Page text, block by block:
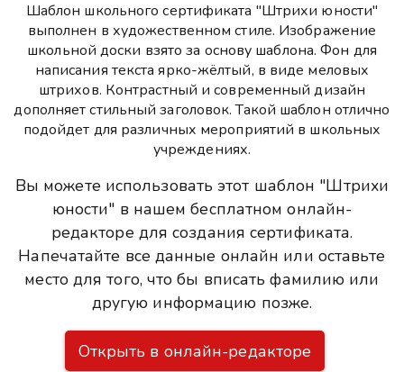
Шаблон школьного сертификата "Штрихи юности"
выполнен в художественном стиле. Изображение
школьной доски взято за основу шаблона. Фон для
написания текста ярко-жёлтый, в виде меловых
штрихов. Контрастный и современный дизайн
дополняет стильный заголовок. Такой шаблон отлично
подойдет для различных мероприятий в школьных
учреждениях.
Вы можете использовать этот шаблон "Штрихи
юности" в нашем бесплатном онлайн-
редакторе для создания сертификата.
Напечатайте все данные онлайн или оставьте
место для того, что бы вписать фамилию или
другую информацию позже.
Открыть в онлайн-редакторе